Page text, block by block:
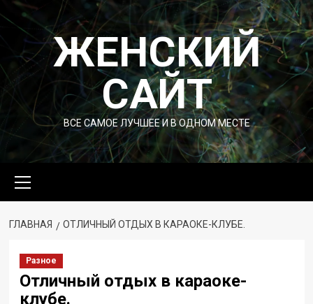
Перейти
содержимомуЖЕНСКИЙ
САЙТ
ВСЕ САМОЕ ЛУЧШЕЕ И В ОДНОМ МЕСТЕ
меню
ГЛАВНАЯ ОТЛИЧНЫЙ ОТДЫХ В КАРАОКЕ-КЛУБЕ.
Разное
Отличный отдых в караоке-
клубе.